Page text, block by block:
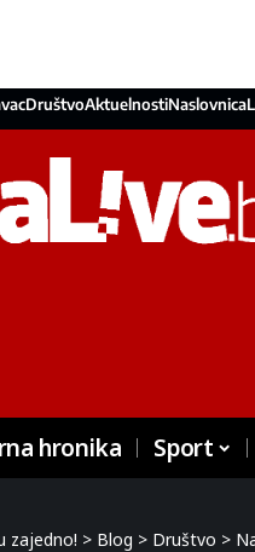
DruštvoAktuelnostiNaslovnica
hronika Sport
zajedno! > Blog > Društvo >